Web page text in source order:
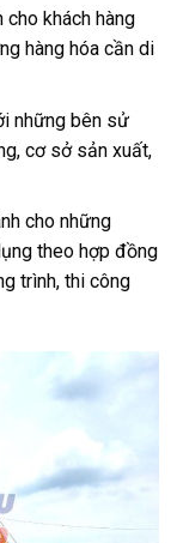
cho khách hàng
hàng hóa cần di
những bên sử
cơ sở sản xuất,
cho những
theo hợp đồng
trình, thi công